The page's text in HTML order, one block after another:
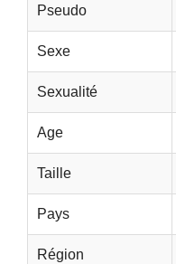
Pseudo
Sexe
Sexualité
Age
Taille
Pays
Région